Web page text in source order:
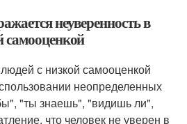
неуверенность в
самооценкой
с низкой самооценкой
неопределенных
"ты знаешь", "видишь ли",
что человек не уверен в